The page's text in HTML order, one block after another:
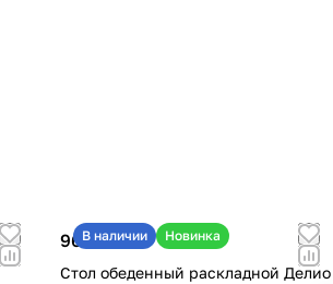
В наличии Новинка
96 000 ₽
Стол обеденный раскладной Делио